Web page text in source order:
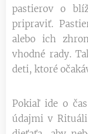
pastierov o
pripraviť.
alebo ich
vhodné rady.
deti, ktoré
Pokiaľ ide o
údajmi v